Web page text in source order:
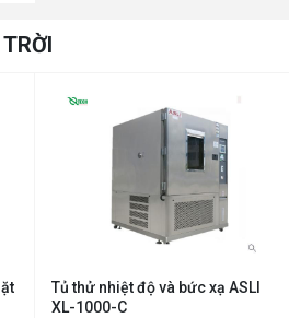
Tủ thử nhiệt độ và bức xạ ASLI
XL-1000-C